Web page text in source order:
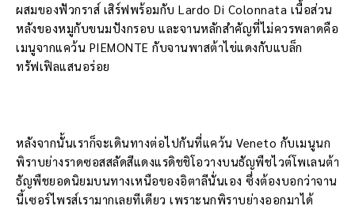
ผสมของฟัวกราส์ เสิร์ฟพร้อมกับ Lardo Di Colonnata เนื้อส่วน
หลังของหมูกับขนมปังกรอบ และจานหลักสำคัญที่ไม่ควรพลาดคือ
เมนูจากแคว้น PIEMONTE กับจานพาสต้าไข่แดงกับแบล็ก
ทรัฟเฟิลแสนอร่อย
หลังจากนั้นเราก็จะเดินทางต่อไปกันที่แคว้น Veneto กับเมนูนก
พิราบย่างราดซอสสลัดสีแดงแรดิชชิโอวางบนธัญพืชไวต์โพเลนต้า
ธัญพืชยอดนิยมบนทางเหนือของอิตาลีนั่นเอง ซึ่งต้องบอกว่าจาน
นี้เซอร์ไพรส์เรามากเลยทีเดียว เพราะนกพิราบย่างออกมาได้